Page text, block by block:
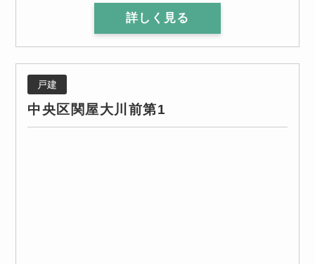
詳しく見る
戸建
中央区関屋大川前第1